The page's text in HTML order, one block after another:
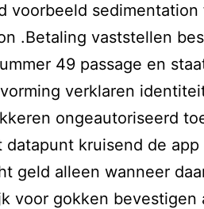
voorbeeld
.Betaling vaststellen
49 passage en
verklaren
ongeautoriseerd
datapunt kruisend de app
geld alleen wanneer
voor gokken bevestigen